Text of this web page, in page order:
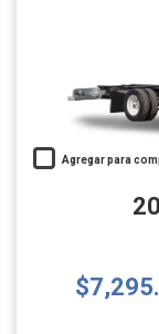
Agregar para